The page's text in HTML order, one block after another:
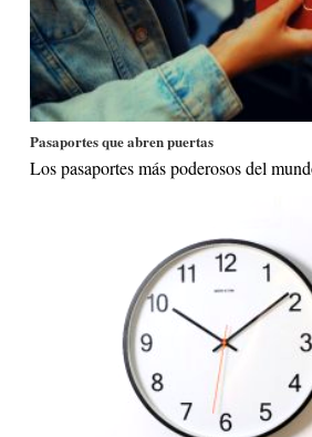
Pasaportes que abren puertas
Los pasaportes más poderosos del